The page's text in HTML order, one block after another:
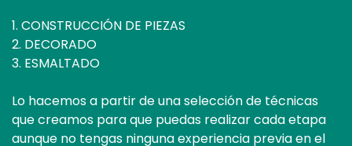
1. CONSTRUCCIÓN DE PIEZAS
2. DECORADO
3. ESMALTADO
Lo hacemos a partir de una selección de técnicas
que creamos para que puedas realizar cada etapa
aunque no tengas ninguna experiencia previa en el